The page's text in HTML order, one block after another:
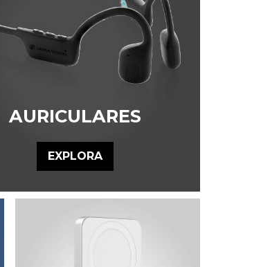
AURICULARES
EXPLORA